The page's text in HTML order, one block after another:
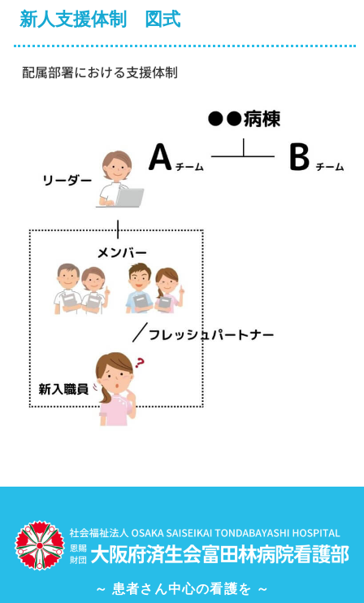
新人支援体制 図式
配属部署における支援体制
～ 患者さん中心の看護を ～